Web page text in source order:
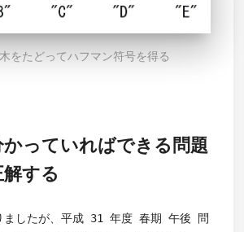
をたどってハフマン符号を得る
っていればできる問題
する
ましたが、平成 31 年度 春期 午後 問